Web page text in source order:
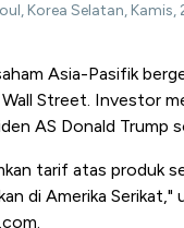
Korea Selatan,
Asia-Pasifik
Street. Investor
AS Donald Trump
tarif atas produk
di Amerika Serikat,"